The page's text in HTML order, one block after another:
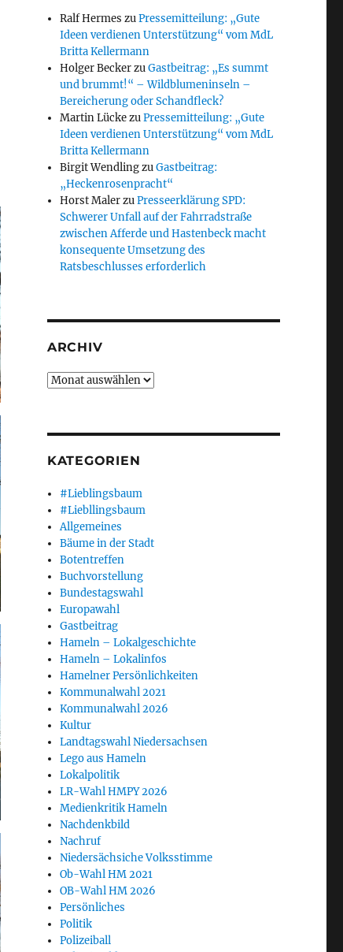
Ralf Hermes zuPressemitteilung: „Gute
Ideen verdienen Unterstützung“ vom MdL
Britta Kellermann
Holger BeckerzuGastbeitrag: „Es summt
und brummt!“ – Wildblumeninseln –
Bereicherung oder Schandfleck?
Martin LückezuPressemitteilung: „Gute
Ideen verdienen Unterstützung“ vom MdL
Britta Kellermann
Birgit WendlingzuGastbeitrag:
„Heckenrosenpracht“
Horst MalerzuPresseerklärung SPD:
Schwerer Unfall auf der Fahrradstraße
zwischen Afferde und Hastenbeck macht
konsequente Umsetzung des
Ratsbeschlusses erforderlich
ARCHIV
Archiv
KATEGORIEN
#Lieblingsbaum
#Liebllingsbaum
Allgemeines
Bäume in der Stadt
Botentreffen
Buchvorstellung
Bundestagswahl
Europawahl
Gastbeitrag
Hameln – Lokalgeschichte
Hameln – Lokalinfos
Hamelner Persönlichkeiten
Kommunalwahl 2021
Kommunalwahl 2026
Kultur
Landtagswahl Niedersachsen
Lego aus Hameln
Lokalpolitik
LR-Wahl HMPY 2026
Medienkritik Hameln
Nachdenkbild
Nachruf
Niedersächsiche Volksstimme
Ob-Wahl HM 2021
OB-Wahl HM 2026
Persönliches
Politik
Polizeiball